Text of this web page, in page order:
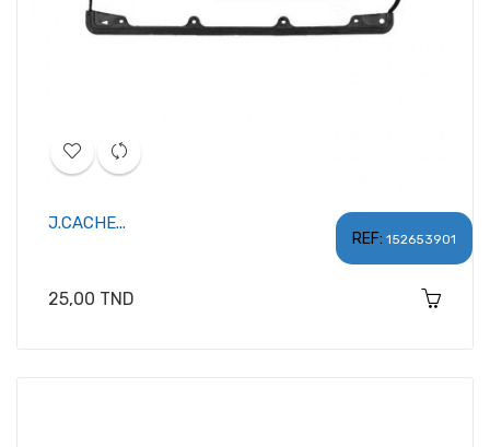
REF: 152653901
J.CACHE...
Prix
25,00 TND